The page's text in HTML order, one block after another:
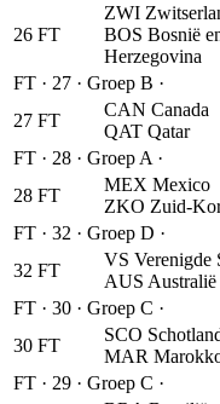
26 FT
ZWI
BOS Bosnië
Herzegovina
FT · 27 · Groep B ·
27 FT
CAN Canada
QAT Qatar
FT · 28 · Groep A ·
28 FT
MEX Mexico
ZKO Zuid-
FT · 32 · Groep D ·
32 FT
VS Verenigde
AUS Australië
FT · 30 · Groep C ·
30 FT
SCO
MAR
FT · 29 · Groep C ·